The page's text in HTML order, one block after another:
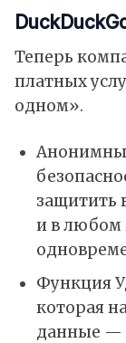
Теперь
платных
одном».
защитить
и в любом
Функция
которая
данные —